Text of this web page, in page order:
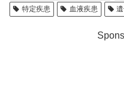
特定疾患
血液疾患